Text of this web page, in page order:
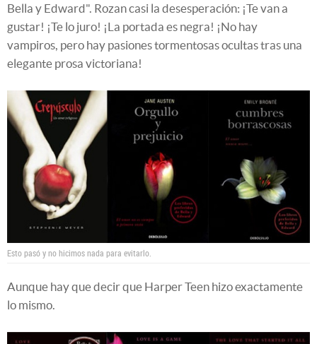
Bella y Edward". Rozan casi la desesperación: ¡Te van a
gustar! ¡Te lo juro! ¡La portada es negra! ¡No hay
vampiros, pero hay pasiones tormentosas ocultas tras una
elegante prosa victoriana!
Esto pasó y no hicimos nada para evitarlo.
Aunque hay que decir que Harper Teen hizo exactamente
lo mismo.